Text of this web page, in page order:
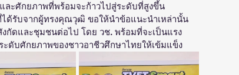
ละศักยภาพที่พร้อมจะก้าวไปสู่ระดับที่สูงขึ้น
ด้รับจากผู้ทรงคุณวุฒิ ขอให้นำข้อแนะนำเหล่านั้น
ดและชุมชนต่อไป โดย วช. พร้อมที่จะเป็นแรง
ดับศักยภาพของชาวอาชีวศึกษาไทยให้เข้มแข็ง